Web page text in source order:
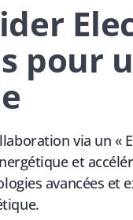
pour
via un «
et
avancées et